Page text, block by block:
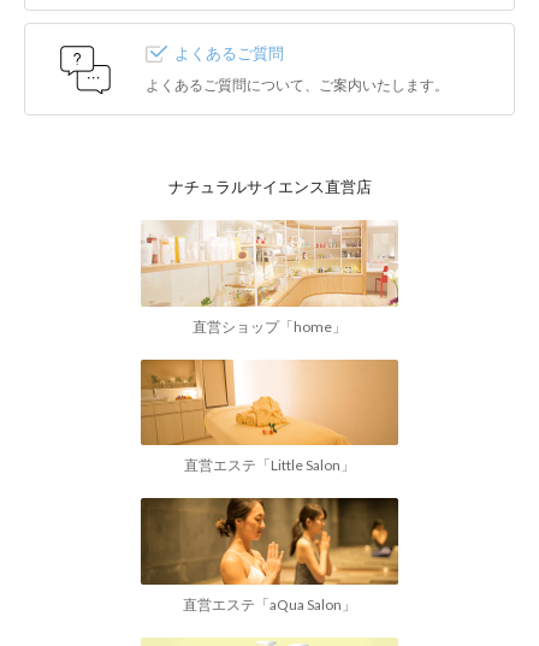
よくあるご質問
よくあるご質問について、ご案内いたします。
ナチュラルサイエンス直営店
直営ショップ「home」
直営エステ「Little Salon」
直営エステ「aQua Salon」